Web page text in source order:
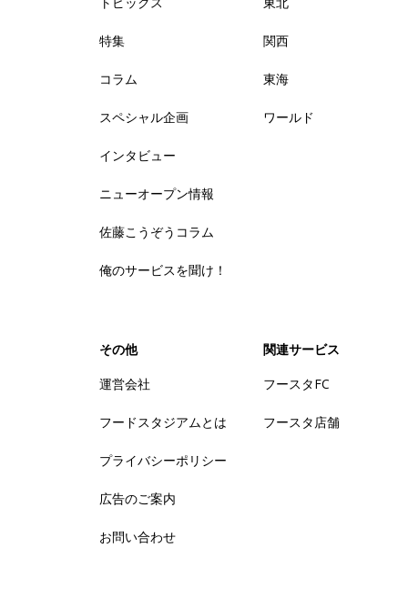
特集
コラム
スペシャル企画
インタビュー
ニューオープン情報
佐藤こうぞうコラム
俺のサービスを聞け！
関西
東海
ワールド
その他
運営会社
フードスタジアムとは
プライバシーポリシー
広告のご案内
お問い合わせ
関連サービス
フースタFC
フースタ店舗